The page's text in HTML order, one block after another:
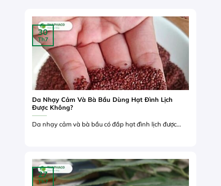
Da Nhạy Cảm Và Bà Bầu Dùng Hạt Đình Lịch
Được Không?
Da nhạy cảm và bà bầu có đắp hạt đình lịch được...
30
Th7
27
Th7